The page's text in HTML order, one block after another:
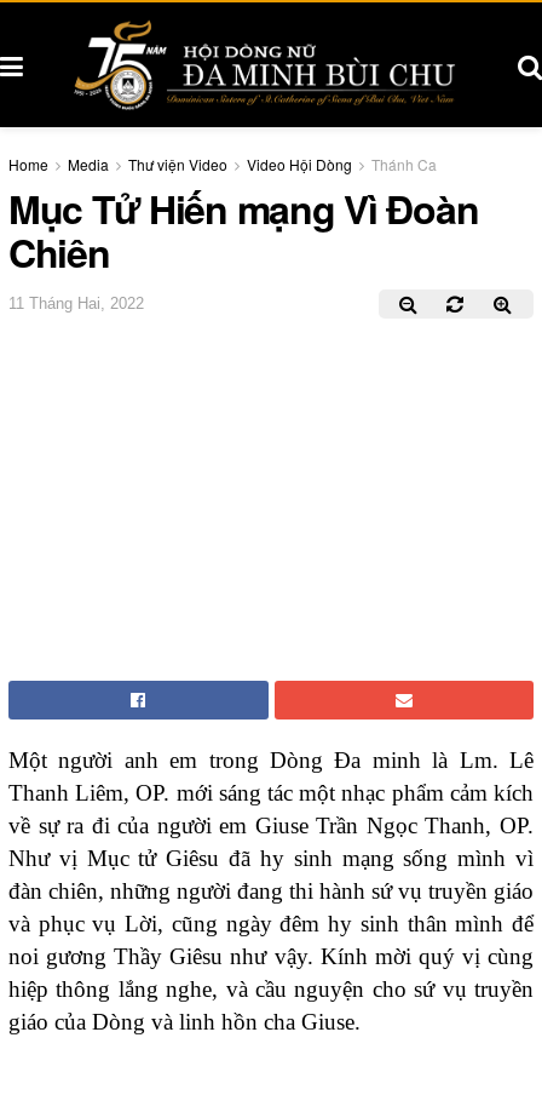
Home Media Thư viện Video Video Hội Dòng Thánh Ca
Mục Tử Hiến mạng Vì Đoàn
Chiên
11 Tháng Hai, 2022
Một người anh em trong Dòng Đa minh là Lm. Lê
Thanh Liêm, OP. mới sáng tác một nhạc phẩm cảm kích
về sự ra đi của người em Giuse Trần Ngọc Thanh, OP.
Như vị Mục tử Giêsu đã hy sinh mạng sống mình vì
đàn chiên, những người đang thi hành sứ vụ truyền giáo
và phục vụ Lời, cũng ngày đêm hy sinh thân mình để
noi gương Thầy Giêsu như vậy. Kính mời quý vị cùng
hiệp thông lắng nghe, và cầu nguyện cho sứ vụ truyền
giáo của Dòng và linh hồn cha Giuse.